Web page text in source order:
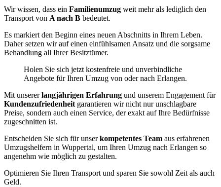
Wir wissen, dass ein Familienumzug weit mehr als lediglich den
Transport von A nach B bedeutet.
Es markiert den Beginn eines neuen Abschnitts in Ihrem Leben.
Daher setzen wir auf einen einfühlsamen Ansatz und die sorgsame
Behandlung all Ihrer Besitztümer.
Holen Sie sich jetzt kostenfreie und unverbindliche
Angebote für Ihren Umzug von oder nach Erlangen.
Mit unsererlangjährigen Erfahrung und unserem Engagement für
Kundenzufriedenheit garantieren wir nicht nur unschlagbare
Preise, sondern auch einen Service, der exakt auf Ihre Bedürfnisse
zugeschnitten ist.
Entscheiden Sie sich für unserkompetentes Team aus erfahrenen
Umzugshelfern in Wuppertal, um Ihren Umzug nach Erlangen so
angenehm wie möglich zu gestalten.
Optimieren Sie Ihren Transport und sparen Sie sowohl Zeit als auch
Geld.